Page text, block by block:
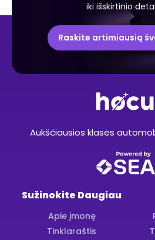
iki išskirtinio
Raskite artimiausią
Aukščiausios klasės
Sužinokite Daugiau
Apie įmonę
Tinklaraštis